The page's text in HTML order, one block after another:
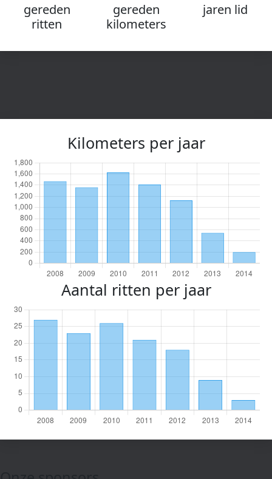
gereden
ritten
gereden
kilometers
jaren lid
Kilometers per jaar
Aantal ritten per jaar